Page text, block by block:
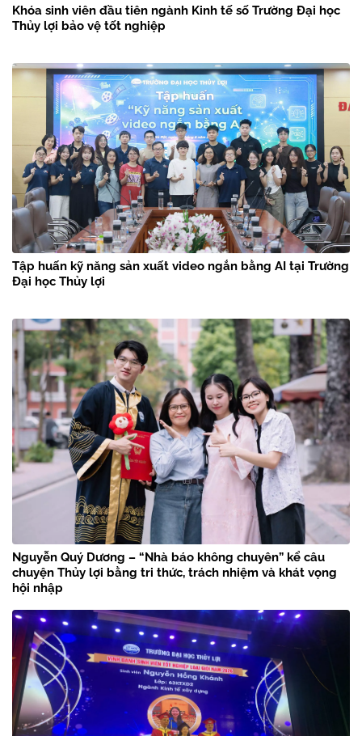
Khóa sinh viên đầu tiên ngành Kinh tế số Trường Đại học
Thủy lợi bảo vệ tốt nghiệp
Tập huấn kỹ năng sản xuất video ngắn bằng AI tại Trường
Đại học Thủy lợi
Nguyễn Quý Dương – “Nhà báo không chuyên” kể câu
chuyện Thủy lợi bằng tri thức, trách nhiệm và khát vọng
hội nhập